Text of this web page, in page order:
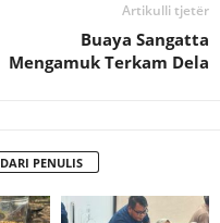
Artikulli tjetër
Buaya Sangatta
Mengamuk Terkam Dela
DARI PENULIS